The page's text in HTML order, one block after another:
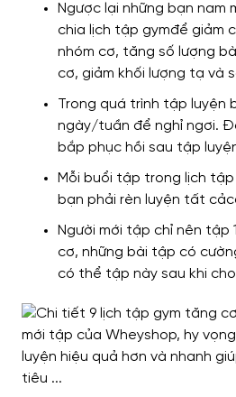
Ngược lại những bạn nam
chia lịch tập gymđể giảm
nhóm cơ, tăng số lượng
cơ, giảm khối lượng tạ và
Trong quá trình tập luyện
ngày/tuần để nghỉ ngơi.
bắp phục hồi sau tập
Mỗi buổi tập trong lịch
bạn phải rèn luyện tất cả
Người mới tập chỉ nên tập
cơ, những bài tập có
có thể tập này sau khi